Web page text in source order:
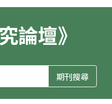
論壇》